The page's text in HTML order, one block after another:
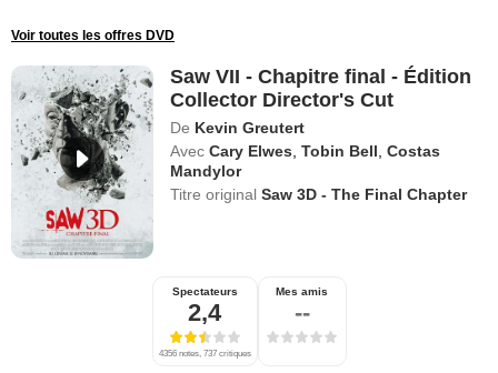
Voir toutes les offres DVD
Saw VII - Chapitre final - Édition
Collector Director's Cut
De Kevin Greutert
Avec Cary Elwes ,Tobin Bell ,Costas
Mandylor
Titre originalSaw 3D - The Final Chapter
Spectateurs
2,4
4356 notes, 737 critiques
Mes amis
--